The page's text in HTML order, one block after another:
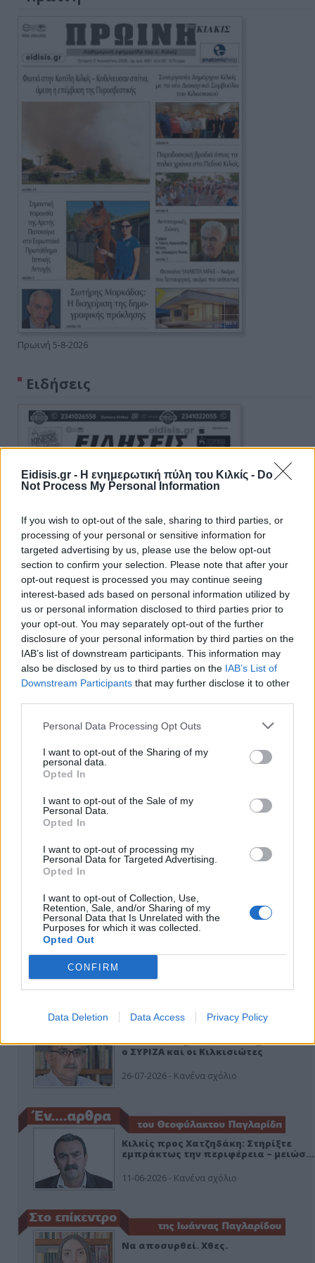
Eidisis.gr - Η ενημερωτική πύλη του Κιλκίς - Do
Not Process My Personal Information
If you wish to opt-out of the sale, sharing to third parties, or
processing of your personal or sensitive information for
targeted advertising by us, please use the below opt-out
section to confirm your selection. Please note that after your
opt-out request is processed you may continue seeing
interest-based ads based on personal information utilized by
us or personal information disclosed to third parties prior to
your opt-out. You may separately opt-out of the further
disclosure of your personal information by third parties on the
IAB’s list of downstream participants. This information may
also be disclosed by us to third parties on the IAB’s List of
Downstream Participants that may further disclose it to other
Personal Data Processing Opt Outs
I want to opt-out of the Sharing of my
personal data.
Opted In
I want to opt-out of the Sale of my
Personal Data.
Opted In
I want to opt-out of processing my
Personal Data for Targeted Advertising.
Opted In
I want to opt-out of Collection, Use,
Retention, Sale, and/or Sharing of my
Personal Data that Is Unrelated with the
Purposes for which it was collected.
Opted Out
CONFIRM
Data Deletion Data Access Privacy Policy
Πρωινή 5-8-2026
Ειδήσεις
Ειδήσεις 5-8-2026
ΑΠΟΨΕΙΣ
Εδώ Παππάς, εκεί Παππάς, που είναι
ο ΣΥΡΙΖΑ και οι Κιλκισιώτες
26-07-2026 - Κανένα σχόλιο
Κιλκίς προς Χατζηδάκη: Στηρίξτε
εμπράκτως την περιφέρεια – μειώσ…
11-06-2026 - Κανένα σχόλιο
Να αποσυρθεί. Χθες.